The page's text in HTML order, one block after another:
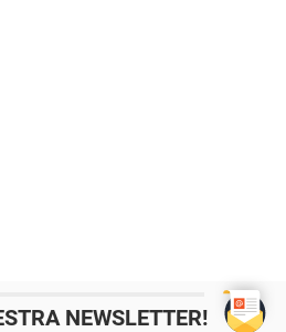
NEWSLETTER!